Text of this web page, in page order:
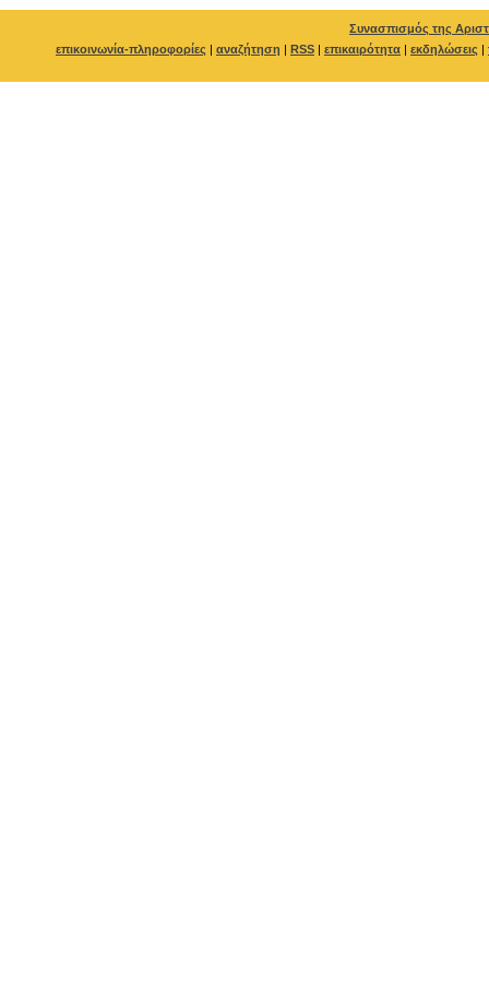
Συνασπισμός της
επικοινωνία-πληροφορίες | αναζήτηση | RSS | επικαιρότητα | εκδηλώσεις |